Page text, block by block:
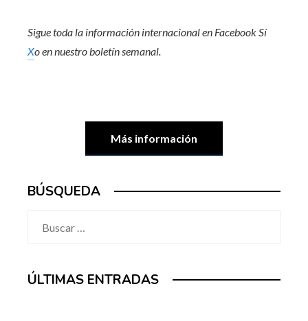
Sigue toda la información internacional en FacebookSí
Xo ennuestro boletín semanal.
Más información
BÚSQUEDA
ÚLTIMAS ENTRADAS